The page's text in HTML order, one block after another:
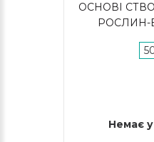
ОСНОВІ
РОСЛИН-
Немає у